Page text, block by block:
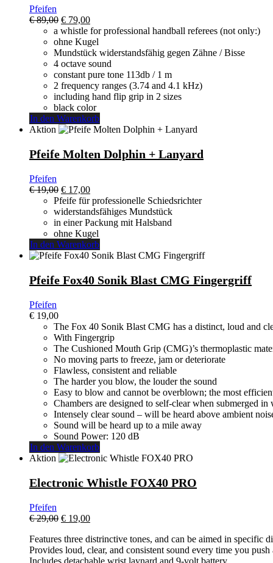
Pfeifen
€89,00 Ursprünglicher
Preis
war:
€ 89,00
€ 79,00Aktueller
Preis
ist:
€ 79,00.
a whistle for professional handball referees (not only:)
ohne Kugel
Mundstück widerstandsfähig gegen Zähne / Bisse
4 octave sound
constant pure tone 113db / 1 m
2 frequency ranges (3.74 and 4.1 kHz)
including hand flip grip in 2 sizes
black color
In den Warenkorb
Aktion
Pfeife Molten Dolphin + Lanyard
Pfeifen
€19,00 Ursprünglicher
Preis
war:
€ 19,00
€ 17,00Aktueller
Preis
ist:
€ 17,00.
Pfeife für professionelle Schiedsrichter
widerstandsfähiges Mundstück
in einer Packung mit Halsband
ohne Kugel
In den Warenkorb
Pfeife Fox40 Sonik Blast CMG Fingergriff
Pfeifen
€ 19,00
The Fox 40 Sonik Blast CMG has a distinct, loud and
With Fingergrip
The Cushioned Mouth Grip (CMG)’s thermoplastic
No moving parts to freeze, jam or deteriorate
Flawless, consistent and reliable
The harder you blow, the louder the sound
Easy to blow and cannot be overblown; the most
Chambers are designed to self-clear when submerged in
Intensely clear sound – will be heard above ambient
Sound will be heard up to a mile away
Sound Power: 120 dB
In den Warenkorb
Aktion
Electronic Whistle FOX40 PRO
Pfeifen
€29,00 Ursprünglicher
war:
€ 29,00
€ 19,00Aktueller
ist:
€ 19,00.
Features three distrinctive tones, and can be aimed in specific
Provides loud, clear, and consistent sound every time you push
Includes detachable wrist laynard and 9-volt battery.